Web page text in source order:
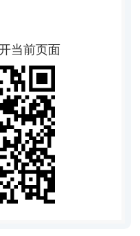
当前页面